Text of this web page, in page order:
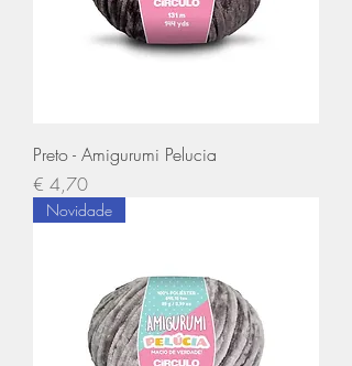
Preto - Amigurumi Pelucia
Preço
€ 4,70
Novidade